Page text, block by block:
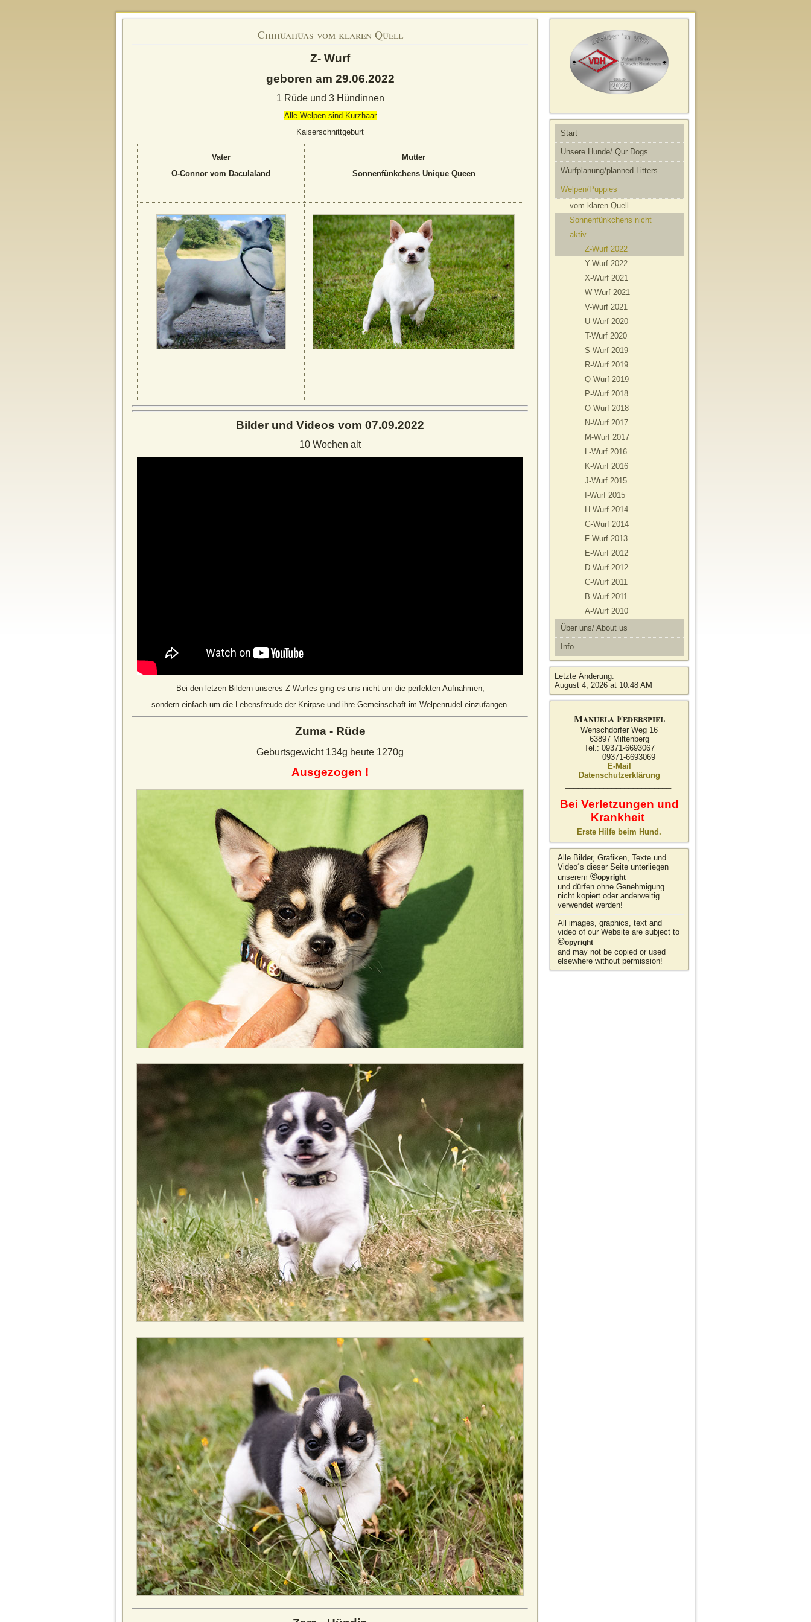
Chihuahuas vom klaren Quell
Z- Wurf
geboren am 29.06.2022
1 Rüde und 3 Hündinnen
Alle Welpen sind Kurzhaar
Kaiserschnittgeburt
Vater
O-Connor vom Daculaland
Mutter
Sonnenfünkchens Unique Queen
Bilder und Videos vom 07.09.2022
10 Wochen alt
Bei den letzen Bildern unseres Z-Wurfes ging es uns nicht um die perfekten Aufnahmen,
sondern einfach um die Lebensfreude der Knirpse und ihre Gemeinschaft im Welpenrudel einzufangen.
Zuma - Rüde
Geburtsgewicht 134g heute 1270g
Ausgezogen !
Start
Unsere Hunde/ Qur Dogs
Wurfplanung/planned Litters
Welpen/Puppies
vom klaren Quell
Sonnenfünkchens nicht
aktiv
Z-Wurf 2022
Y-Wurf 2022
X-Wurf 2021
W-Wurf 2021
V-Wurf 2021
U-Wurf 2020
T-Wurf 2020
S-Wurf 2019
R-Wurf 2019
Q-Wurf 2019
P-Wurf 2018
O-Wurf 2018
N-Wurf 2017
M-Wurf 2017
L-Wurf 2016
K-Wurf 2016
J-Wurf 2015
I-Wurf 2015
H-Wurf 2014
G-Wurf 2014
F-Wurf 2013
E-Wurf 2012
D-Wurf 2012
C-Wurf 2011
B-Wurf 2011
A-Wurf 2010
Über uns/ About us
Info
Letzte Änderung:
August 4, 2026 at 10:48 AM
Manuela Federspiel
Wenschdorfer Weg 16
63897 Miltenberg
Tel.: 09371-6693067
09371-6693069
E-Mail
Datenschutzerklärung
Bei Verletzungen und
Krankheit
Erste Hilfe beim Hund.
Alle Bilder, Grafiken, Texte und
Video´s dieser Seite unterliegen
unserem ©opyright
und dürfen ohne Genehmigung
nicht kopiert oder anderweitig
verwendet werden!
All images, graphics, text and
video of our Website are subject to
©opyright
and may not be copied or used
elsewhere without permission!